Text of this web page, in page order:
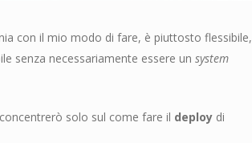
con il mio modo di fare, è piuttosto flessibile,
senza necessariamente essere un system
solo sul come fare il deploy di